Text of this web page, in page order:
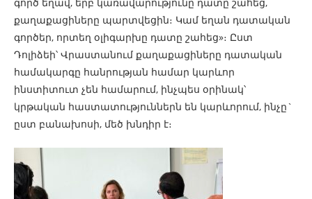
քաղաքացիները պարտվեցին։ Կամ եղան դատական
գործեր, որտեղ օլիգարխը դատը շահեց»։ Ըստ
Դոլիձեի՝ Վրաստանում քաղաքացիները դատական
համակարգը հանրության համար կարևոր
ինստիտուտ չեն համարում, ինչպես օրինակ՝
կրթական հաստատություններն են կարևորում, ինչը`
ըստ բանախոսի, մեծ խնդիր է։